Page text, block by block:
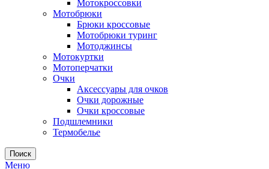
Мотокроссовки
Мотобрюки
Брюки кроссовые
Мотобрюки туринг
Мотоджинсы
Мотокуртки
Мотоперчатки
Очки
Аксессуары для очков
Очки дорожные
Очки кроссовые
Подшлемники
Термобелье
Поиск
Меню